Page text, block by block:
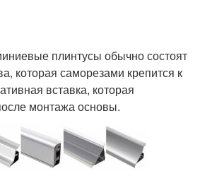
плинтусы обычно состоят
которая саморезами крепится к
вставка, которая
монтажа основы.